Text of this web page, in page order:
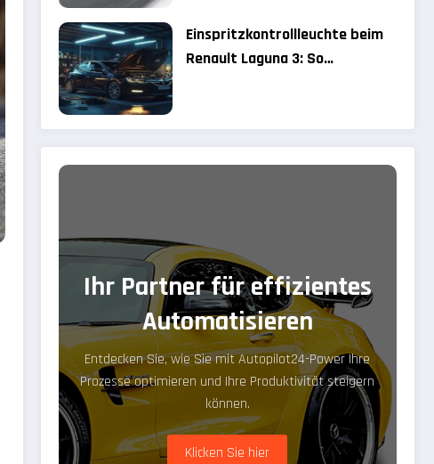
Einspritzkontrollleuchte beim
Renault Laguna 3: So
Ihr Partner für effizientes
Automatisieren
Entdecken Sie, wie Sie mit Autopilot24-Power Ihre
Prozesse optimieren und Ihre Produktivität steigern
können.
Klicken Sie hier